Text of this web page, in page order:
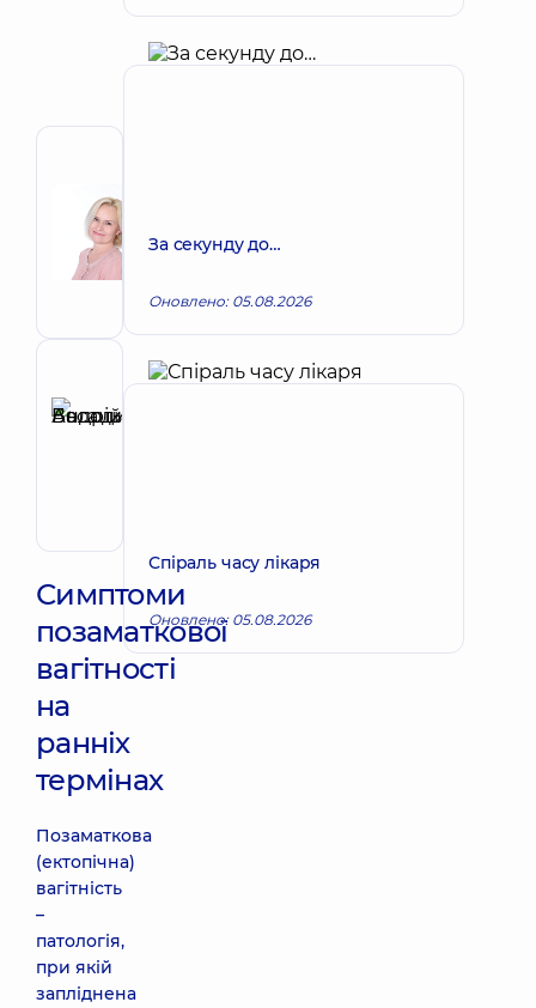
Вікторівна
гінеколог;
ультразвукової
Рецензент
Симптоми
позаматкової
вагітності
на
ранніх
термінах
Позаматкова
(ектопічна)
вагітність
–
патологія,
при якій
запліднена
За секунду до…
Оновлено: 05.08.2026
Спіраль часу лікаря
Оновлено: 05.08.2026